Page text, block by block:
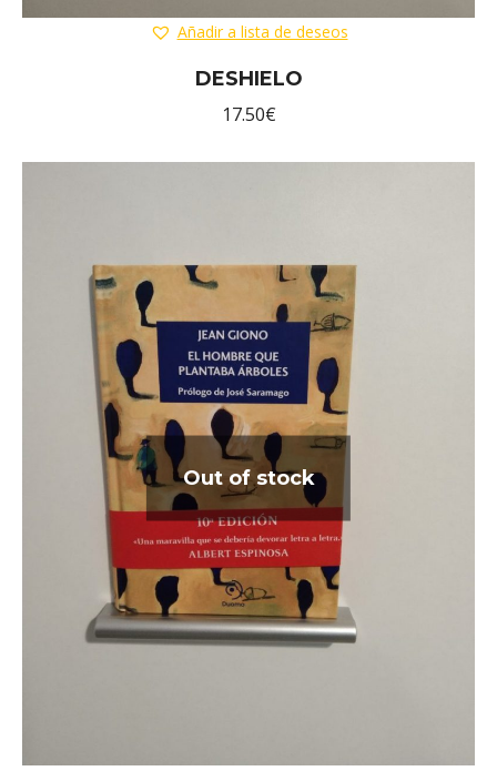
Añadir a lista de deseos
DESHIELO
17.50€
Out of stock